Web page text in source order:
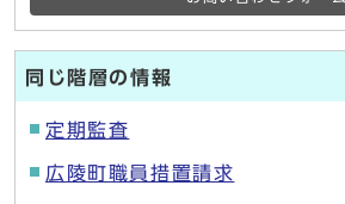
同じ階層の情報
定期監査
広陵町職員措置請求